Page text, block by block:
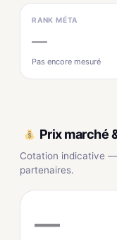
RANK MÉTA
—
Pas encore mesuré
Prix marché
Cotation indicative
partenaires.
—